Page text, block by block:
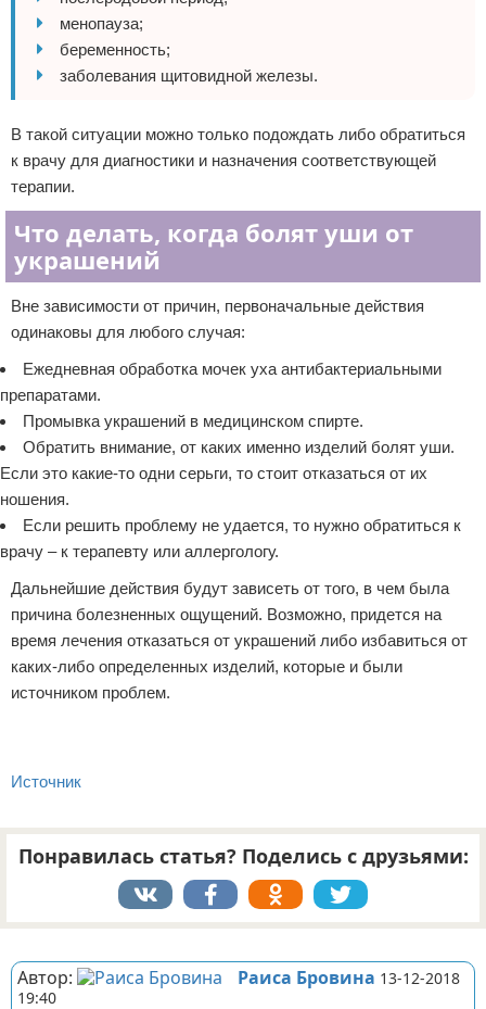
менопауза;
беременность;
заболевания щитовидной железы.
В такой ситуации можно только подождать либо обратиться
к врачу для диагностики и назначения соответствующей
терапии.
Что делать, когда болят уши от
украшений
Вне зависимости от причин, первоначальные действия
одинаковы для любого случая:
Ежедневная обработка мочек уха антибактериальными
препаратами.
Промывка украшений в медицинском спирте.
Обратить внимание, от каких именно изделий болят уши.
Если это какие-то одни серьги, то стоит отказаться от их
ношения.
Если решить проблему не удается, то нужно обратиться к
врачу – к терапевту или аллергологу.
Дальнейшие действия будут зависеть от того, в чем была
причина болезненных ощущений. Возможно, придется на
время лечения отказаться от украшений либо избавиться от
каких-либо определенных изделий, которые и были
источником проблем.
Источник
Понравилась статья? Поделись с друзьями:
Автор: Раиса Бровина 13-12-2018
19:40